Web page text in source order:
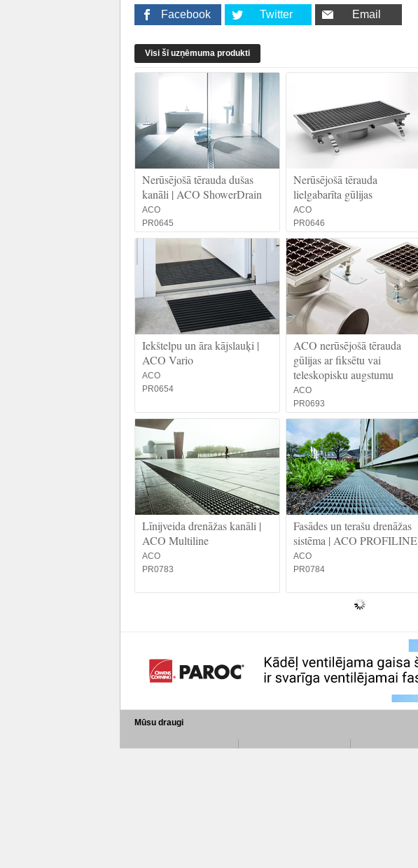
Facebook Twitter Email
Visi šī uzņēmuma produkti
Nerūsējošā tērauda dušas
kanāli | ACO ShowerDrain
ACO
PR0645
Nerūsējošā tērauda
lielgabarīta gūlijas
ACO
PR0646
Iekštelpu un āra kājslauķi |
ACO Vario
ACO
PR0654
ACO nerūsējošā tērauda
gūlijas ar fiksētu vai
teleskopisku augstumu
ACO
PR0693
Līnijveida drenāžas kanāli |
ACO Multiline
ACO
PR0783
Fasādes un terašu drenāžas
sistēma | ACO PROFILINE
ACO
PR0784
Mūsu draugi